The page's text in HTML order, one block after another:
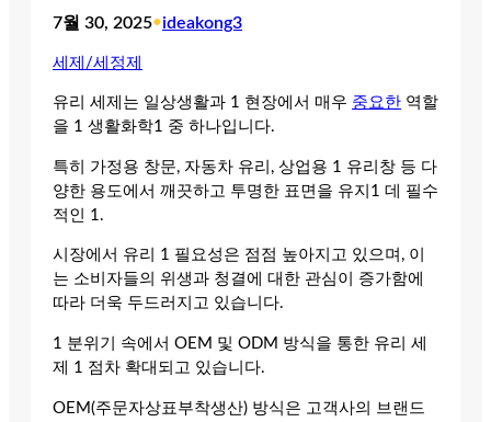
7월 30, 2025•ideakong3
세제/세정제
유리 세제는 일상생활과 1 현장에서 매우 중요한 역할
을 1 생활화학1 중 하나입니다.
특히 가정용 창문, 자동차 유리, 상업용 1 유리창 등 다
양한 용도에서 깨끗하고 투명한 표면을 유지1 데 필수
적인 1.
시장에서 유리 1 필요성은 점점 높아지고 있으며, 이
는 소비자들의 위생과 청결에 대한 관심이 증가함에
따라 더욱 두드러지고 있습니다.
1 분위기 속에서 OEM 및 ODM 방식을 통한 유리 세
제 1 점차 확대되고 있습니다.
OEM(주문자상표부착생산) 방식은 고객사의 브랜드